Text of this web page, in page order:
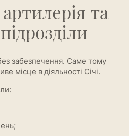
та
забезпечення. Саме тому
місце в діяльності Січі.